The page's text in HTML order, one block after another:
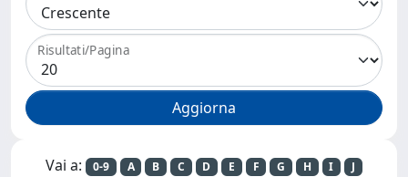
Risultati/Pagina
Vai a: 0-9 A B C D E F G H I
J